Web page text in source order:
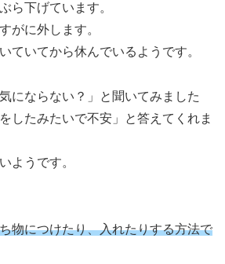
ら下げています。
がに外します。
ていてから休んでいるようです。
にならない？」と聞いてみました
したみたいで不安」と答えてくれま
ようです。
物につけたり、入れたりする方法で